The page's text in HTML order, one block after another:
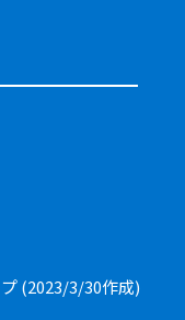
(2023/3/30作成)